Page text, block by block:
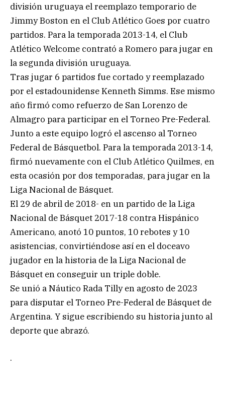
división uruguaya el reemplazo temporario de
Jimmy Boston en el Club Atlético Goes por cuatro
partidos. Para la temporada 2013-14, el Club
Atlético Welcome contrató a Romero para jugar en
la segunda división uruguaya.
Tras jugar 6 partidos fue cortado y reemplazado
por el estadounidense Kenneth Simms. Ese mismo
año firmó como refuerzo de San Lorenzo de
Almagro para participar en el Torneo Pre-Federal.
Junto a este equipo logró el ascenso al Torneo
Federal de Básquetbol. Para la temporada 2013-14,
firmó nuevamente con el Club Atlético Quilmes, en
esta ocasión por dos temporadas, para jugar en la
Liga Nacional de Básquet.
El 29 de abril de 2018- en un partido de la Liga
Nacional de Básquet 2017-18 contra Hispánico
Americano, anotó 10 puntos, 10 rebotes y 10
asistencias, convirtiéndose así en el doceavo
jugador en la historia de la Liga Nacional de
Básquet en conseguir un triple doble.
Se unió a Náutico Rada Tilly en agosto de 2023
para disputar el Torneo Pre-Federal de Básquet de
Argentina. Y sigue escribiendo su historia junto al
deporte que abrazó.
.